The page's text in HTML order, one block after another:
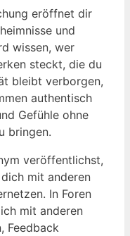
eröffnet dir
und
wissen, wer
steckt, die du
bleibt verborgen,
authentisch
Gefühle ohne
bringen.
veröffentlichst,
mit anderen
In Foren
mit anderen
Feedback